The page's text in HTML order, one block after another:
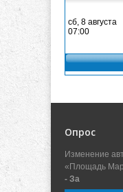
Опрос
Изменение
«Площадь
- За